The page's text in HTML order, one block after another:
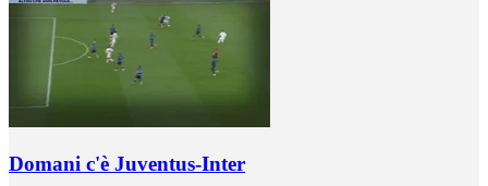
Domani c'è Juventus-Inter